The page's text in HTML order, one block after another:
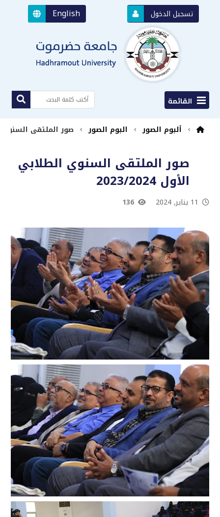
English تسجيل الدخول
القائمة
ألبوم الصور البوم الصور صور الملتقى السنوي
صور الملتقى السنوي الطلابي
الأول 2023/2024
11 يناير, 2024 136